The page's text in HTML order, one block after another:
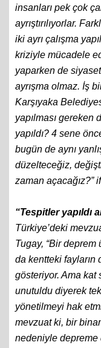
insanları pek çok
ayrıştırılıyorlar.
iki ayrı çalışma
kriziyle mücadele
yaparken de
ayrışma olmaz. İş
Karşıyaka
yapılması
yapıldı? 4 sene
bugün de aynı
düzelteceğiz,
zaman açacağız?”
“Tespitler yapıldı
Türkiye’deki
Tugay, “Bir
da kentteki
gösteriyor. Ama kat
unutuldu diyerek
yönetilmeyi hak
mevzuat ki, bir
nedeniyle depreme